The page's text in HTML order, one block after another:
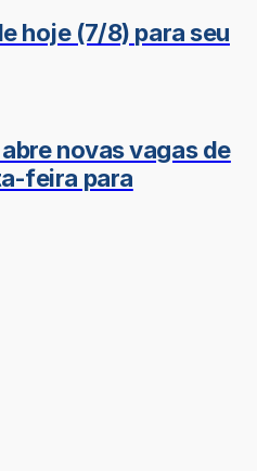
hoje (7/8) para seu
novas vagas de
feira para